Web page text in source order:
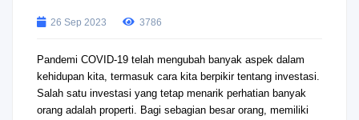
26 Sep 2023 3786
Pandemi COVID-19 telah mengubah banyak aspek dalam
kehidupan kita, termasuk cara kita berpikir tentang investasi.
Salah satu investasi yang tetap menarik perhatian banyak
orang adalah properti. Bagi sebagian besar orang, memiliki